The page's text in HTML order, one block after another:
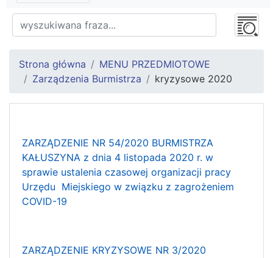
Strona główna
MENU PRZEDMIOTOWE
Zarządzenia Burmistrza
kryzysowe 2020
ZARZĄDZENIE NR 54/2020 BURMISTRZA
KAŁUSZYNA z dnia 4 listopada 2020 r. w
sprawie ustalenia czasowej organizacji pracy
Urzędu Miejskiego w związku z zagrożeniem
COVID-19
ZARZĄDZENIE KRYZYSOWE NR 3/2020